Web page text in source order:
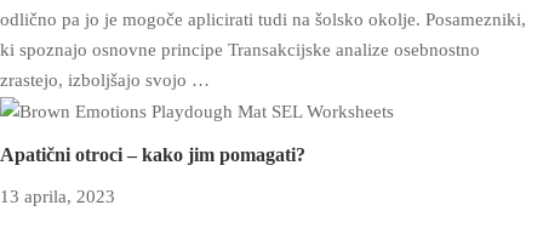
odlično pa jo je mogoče aplicirati tudi na šolsko okolje. Posamezniki,
ki spoznajo osnovne principe Transakcijske analize osebnostno
zrastejo, izboljšajo svojo …
Apatični otroci – kako jim pomagati?
13 aprila, 2023